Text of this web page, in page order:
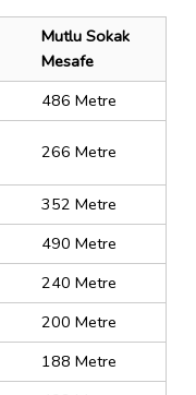
Mutlu Sokak
Mesafe
486 Metre
266 Metre
352 Metre
490 Metre
240 Metre
200 Metre
188 Metre